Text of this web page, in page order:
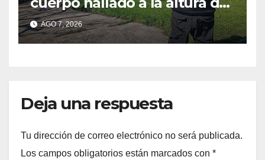
club Náutico Sur es el de
Fernando Cappi, el
kitesurfista buscado
AGO 7, 2026
Deja una respuesta
Tu dirección de correo electrónico no será publicada.
Los campos obligatorios están marcados con *